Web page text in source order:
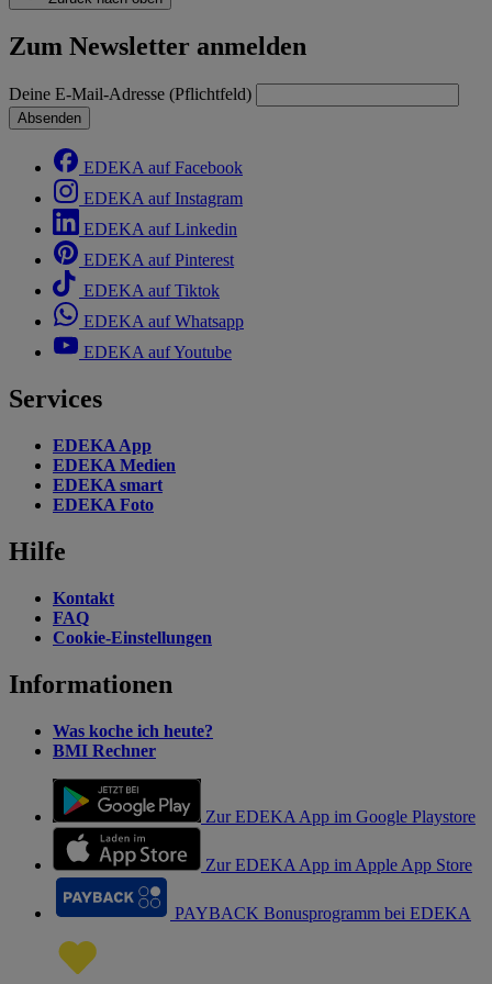
Zum Newsletter anmelden
Deine E-Mail-Adresse (Pflichtfeld)
Absenden
EDEKA auf Facebook
EDEKA auf Instagram
EDEKA auf Linkedin
EDEKA auf Pinterest
EDEKA auf Tiktok
EDEKA auf Whatsapp
EDEKA auf Youtube
Services
EDEKA App
EDEKA Medien
EDEKA smart
EDEKA Foto
Hilfe
Kontakt
FAQ
Cookie-Einstellungen
Informationen
Was koche ich heute?
BMI Rechner
Zur EDEKA App im Google Playstore
Zur EDEKA App im Apple App Store
PAYBACK Bonusprogramm bei EDEKA